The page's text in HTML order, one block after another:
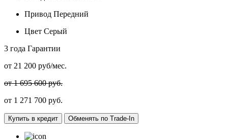
Привод Передний
Цвет Серый
3 года Гарантии
от 21 200 руб/мес.
от 1 695 600 руб.
от 1 271 700 руб.
Купить в кредит Обменять по Trade-In